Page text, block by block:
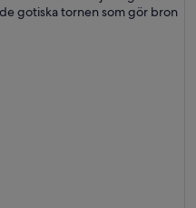
gotiska tornen som gör bron